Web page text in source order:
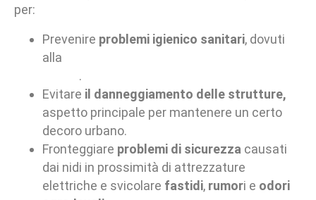
per:
Prevenire problemi igienico sanitari, dovuti
alla
.
Evitare il danneggiamento delle strutture,
aspetto principale per mantenere un certo
decoro urbano.
Fronteggiare problemi di sicurezza causati
dai nidi in prossimità di attrezzature
elettriche e svicolare fastidi, rumori e odori